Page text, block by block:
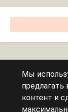
Сейчас на
Мы
контент и